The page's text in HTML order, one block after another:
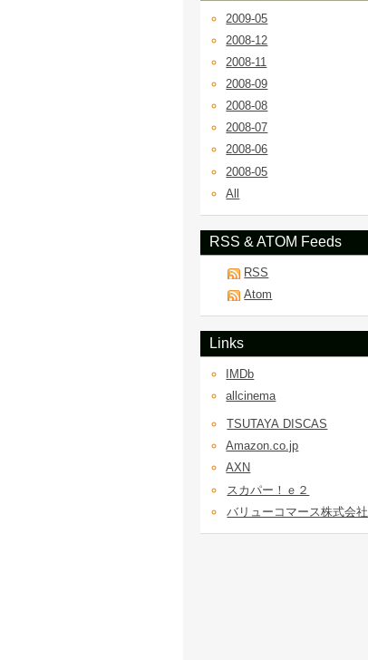
2009-05
2008-12
2008-11
2008-09
2008-08
2008-07
2008-06
2008-05
All
RSS & ATOM Feeds
RSS
Atom
Links
IMDb
allcinema
TSUTAYA DISCAS
Amazon.co.jp
AXN
スカパー！ｅ２
バリューコマース株式会社